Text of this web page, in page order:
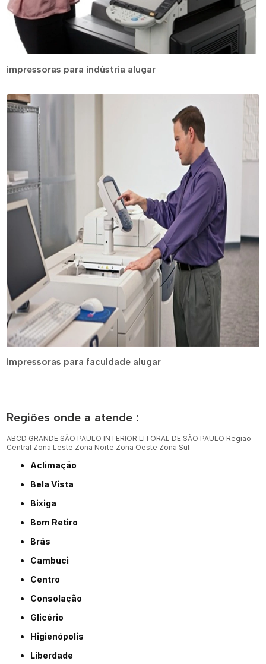
impressoras para indústria alugar
impressoras para faculdade alugar
Regiões onde a atende :
ABCD GRANDE SÃO PAULO INTERIOR LITORAL DE SÃO PAULO Região
Central Zona Leste Zona Norte Zona Oeste Zona Sul
Aclimação
Bela Vista
Bixiga
Bom Retiro
Brás
Cambuci
Centro
Consolação
Glicério
Higienópolis
Liberdade